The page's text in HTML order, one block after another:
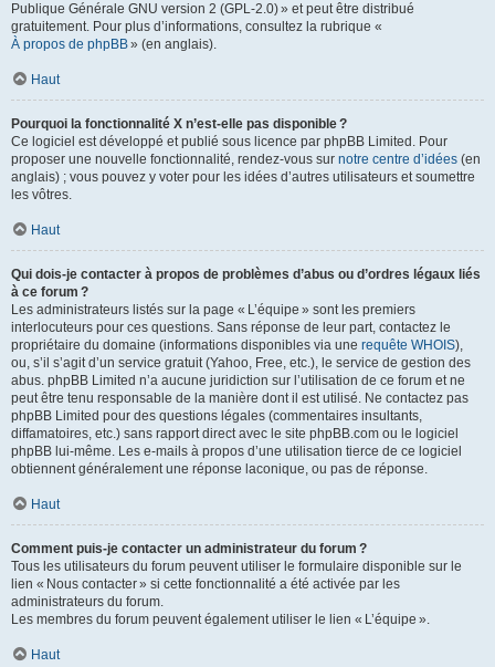
Publique Générale GNU version 2 (GPL-2.0) » et peut être distribué
gratuitement. Pour plus d’informations, consultez la rubrique «
À propos de phpBB» (en anglais).
Haut
Pourquoi la fonctionnalité X n’est-elle pas disponible ?
Ce logiciel est développé et publié sous licence par phpBB Limited. Pour
proposer une nouvelle fonctionnalité, rendez-vous sur notre centre d’idées (en
anglais) ; vous pouvez y voter pour les idées d’autres utilisateurs et soumettre
les vôtres.
Haut
Qui dois-je contacter à propos de problèmes d’abus ou d’ordres légaux liés
à ce forum ?
Les administrateurs listés sur la page « L’équipe » sont les premiers
interlocuteurs pour ces questions. Sans réponse de leur part, contactez le
propriétaire du domaine (informations disponibles via une requête WHOIS),
ou, s’il s’agit d’un service gratuit (Yahoo, Free, etc.), le service de gestion des
abus. phpBB Limited n’a aucune juridiction sur l’utilisation de ce forum et ne
peut être tenu responsable de la manière dont il est utilisé. Ne contactez pas
phpBB Limited pour des questions légales (commentaires insultants,
diffamatoires, etc.) sans rapport direct avec le site phpBB.com ou le logiciel
phpBB lui-même. Les e-mails à propos d’une utilisation tierce de ce logiciel
obtiennent généralement une réponse laconique, ou pas de réponse.
Haut
Comment puis-je contacter un administrateur du forum ?
Tous les utilisateurs du forum peuvent utiliser le formulaire disponible sur le
lien « Nous contacter » si cette fonctionnalité a été activée par les
administrateurs du forum.
Les membres du forum peuvent également utiliser le lien « L’équipe ».
Haut